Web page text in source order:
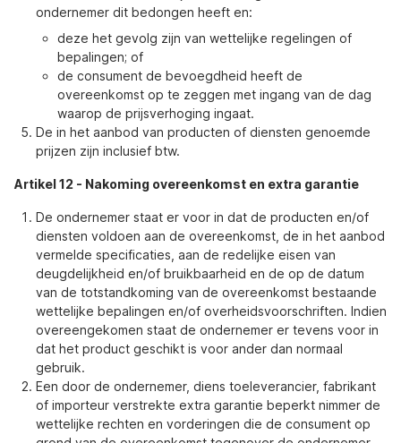
ondernemer dit bedongen heeft en:
deze het gevolg zijn van wettelijke regelingen of
bepalingen; of
de consument de bevoegdheid heeft de
overeenkomst op te zeggen met ingang van de dag
waarop de prijsverhoging ingaat.
De in het aanbod van producten of diensten genoemde
prijzen zijn inclusief btw.
Artikel 12 - Nakoming overeenkomst en extra garantie
De ondernemer staat er voor in dat de producten en/of
diensten voldoen aan de overeenkomst, de in het aanbod
vermelde specificaties, aan de redelijke eisen van
deugdelijkheid en/of bruikbaarheid en de op de datum
van de totstandkoming van de overeenkomst bestaande
wettelijke bepalingen en/of overheidsvoorschriften. Indien
overeengekomen staat de ondernemer er tevens voor in
dat het product geschikt is voor ander dan normaal
gebruik.
Een door de ondernemer, diens toeleverancier, fabrikant
of importeur verstrekte extra garantie beperkt nimmer de
wettelijke rechten en vorderingen die de consument op